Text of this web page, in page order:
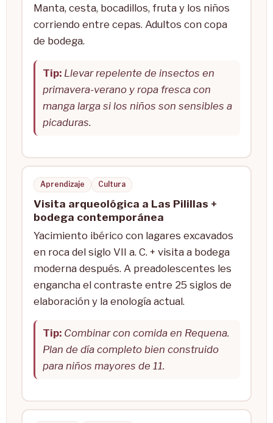
Manta, cesta, bocadillos, fruta y los niños
corriendo entre cepas. Adultos con copa
de bodega.
Tip:Llevar repelente de insectos en
primavera-verano y ropa fresca con
manga larga si los niños son sensibles a
picaduras.
Aprendizaje Cultura
Visita arqueológica a Las Pilillas +
bodega contemporánea
Yacimiento ibérico con lagares excavados
en roca del siglo VII a. C. + visita a bodega
moderna después. A preadolescentes les
engancha el contraste entre 25 siglos de
elaboración y la enología actual.
Tip:Combinar con comida en Requena.
Plan de día completo bien construido
para niños mayores de 11.